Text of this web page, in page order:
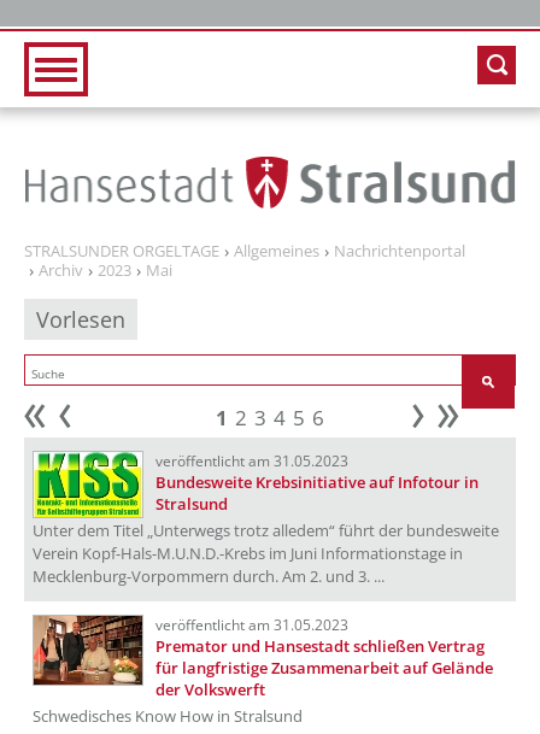
STRALSUNDER ORGELTAGE Allgemeines
Nachrichtenportal
Archiv
2023 Mai
Vorlesen
Anfang 1 2 3 4 5 6 weiter
veröffentlicht am 31.05.2023
Bundesweite Krebsinitiative auf Infotour in
Stralsund
Unter dem Titel „Unterwegs trotz alledem“ führt der bundesweite
Verein Kopf-Hals-M.U.N.D.-Krebs im Juni Informationstage in
Mecklenburg-Vorpommern durch. Am 2. und 3. ...
veröffentlicht am 31.05.2023
Premator und Hansestadt schließen Vertrag
für langfristige Zusammenarbeit auf Gelände
der Volkswerft
Schwedisches Know How in Stralsund